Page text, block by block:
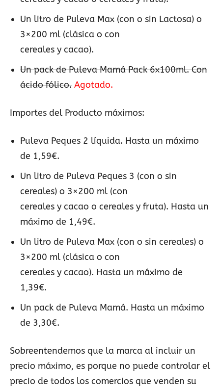
Un litro de Puleva Max (con o sin Lactosa) o
3×200 ml (clásica o con
cereales y cacao).
Un pack de Puleva Mamá Pack 6x100ml. Con
ácido fólico. Agotado.
Importes del Producto máximos:
Puleva Peques 2 líquida. Hasta un máximo
de 1,59€.
Un litro de Puleva Peques 3 (con o sin
cereales) o 3×200 ml (con
cereales y cacao o cereales y fruta). Hasta un
máximo de 1,49€.
Un litro de Puleva Max (con o sin cereales) o
3×200 ml (clásica o con
cereales y cacao). Hasta un máximo de
1,39€.
Un pack de Puleva Mamá. Hasta un máximo
de 3,30€.
Sobreentendemos que la marca al incluir un
precio máximo, es porque no puede controlar el
precio de todos los comercios que venden su